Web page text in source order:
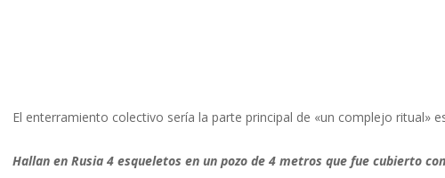
El enterramiento colectivo sería la parte principal de «un complejo ritual»
Hallan en Rusia 4 esqueletos en un pozo de 4 metros que fue cubierto